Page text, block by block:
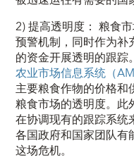
2)提高透明度： 粮食
预警机制，同时作为
的资金开展透明的跟
农业市场信息系统（
主要粮食作物的价格
粮食市场的透明度。
在协调现有的跟踪系统
各国政府和国家团队
这场危机。